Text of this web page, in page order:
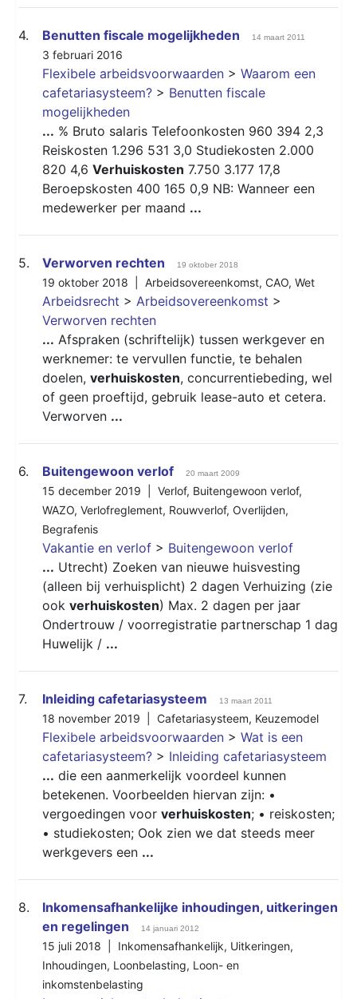
4. Benutten fiscale mogelijkheden 14 maart 2011
3 februari 2016
Flexibele arbeidsvoorwaarden > Waarom een
cafetariasysteem? > Benutten fiscale
mogelijkheden
... % Bruto salaris Telefoonkosten 960 394 2,3
Reiskosten 1.296 531 3,0 Studiekosten 2.000
820 4,6 Verhuiskosten 7.750 3.177 17,8
Beroepskosten 400 165 0,9 NB: Wanneer een
medewerker per maand ...
5. Verworven rechten 19 oktober 2018
19 oktober 2018 | Arbeidsovereenkomst, CAO, Wet
Arbeidsrecht > Arbeidsovereenkomst >
Verworven rechten
... Afspraken (schriftelijk) tussen werkgever en
werknemer: te vervullen functie, te behalen
doelen, verhuiskosten, concurrentiebeding, wel
of geen proeftijd, gebruik lease-auto et cetera.
Verworven ...
6. Buitengewoon verlof 20 maart 2009
15 december 2019 | Verlof, Buitengewoon verlof,
WAZO, Verlofreglement, Rouwverlof, Overlijden,
Begrafenis
Vakantie en verlof > Buitengewoon verlof
... Utrecht) Zoeken van nieuwe huisvesting
(alleen bij verhuisplicht) 2 dagen Verhuizing (zie
ook verhuiskosten) Max. 2 dagen per jaar
Ondertrouw / voorregistratie partnerschap 1 dag
Huwelijk / ...
7. Inleiding cafetariasysteem 13 maart 2011
18 november 2019 | Cafetariasysteem, Keuzemodel
Flexibele arbeidsvoorwaarden > Wat is een
cafetariasysteem? > Inleiding cafetariasysteem
... die een aanmerkelijk voordeel kunnen
betekenen. Voorbeelden hiervan zijn: •
vergoedingen voor verhuiskosten; • reiskosten;
• studiekosten; Ook zien we dat steeds meer
werkgevers een ...
8.
Inkomensafhankelijke inhoudingen, uitkeringen
en regelingen
14 januari 2012
15 juli 2018 | Inkomensafhankelijk, Uitkeringen,
Inhoudingen, Loonbelasting, Loon- en
inkomstenbelasting